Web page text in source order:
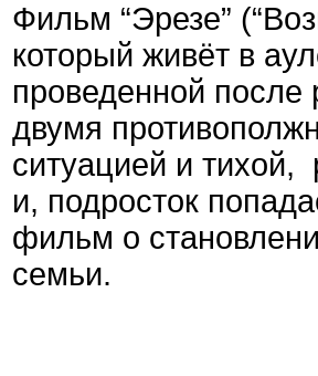
Фильм “Эрезе”
который живёт в
проведенной
двумя
ситуацией и тихой,
и, подросток
фильм о
семьи.